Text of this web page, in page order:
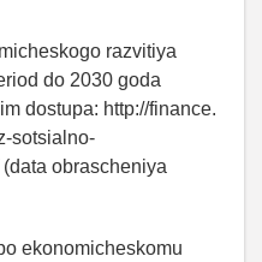
razvitiya
do 2030 goda
dostupa: http://finance.
sotsialno-
obrascheniya
ekonomicheskomu